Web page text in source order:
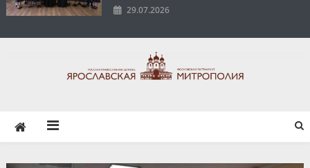
29.07.2026